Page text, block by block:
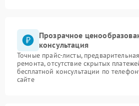
Прозрачное
консультация
Точные прайс-листы,
ремонта, отсутствие скрытых
бесплатной консультации по
сайте